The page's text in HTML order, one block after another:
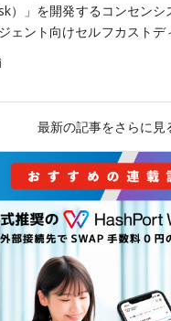
）」を開発するコンセンシ
ェント向けセルフカスト
最新の記事をさらに見